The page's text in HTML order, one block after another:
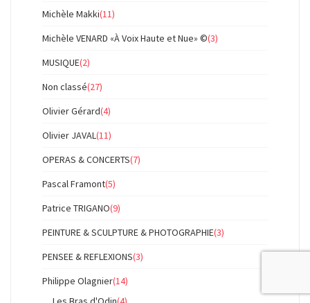
Michèle Makki(11)
Michèle VENARD «À Voix Haute et Nue» ©(3)
MUSIQUE(2)
Non classé(27)
Olivier Gérard(4)
Olivier JAVAL(11)
OPERAS & CONCERTS(7)
Pascal Framont(5)
Patrice TRIGANO(9)
PEINTURE & SCULPTURE & PHOTOGRAPHIE(3)
PENSEE & REFLEXIONS(3)
Philippe Olagnier(14)